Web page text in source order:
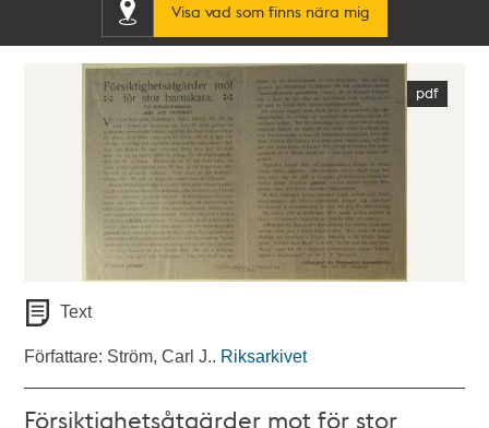
Visa vad som finns nära mig
Text
Författare: Ström, Carl J.. Riksarkivet
Försiktighetsåtgärder mot för stor